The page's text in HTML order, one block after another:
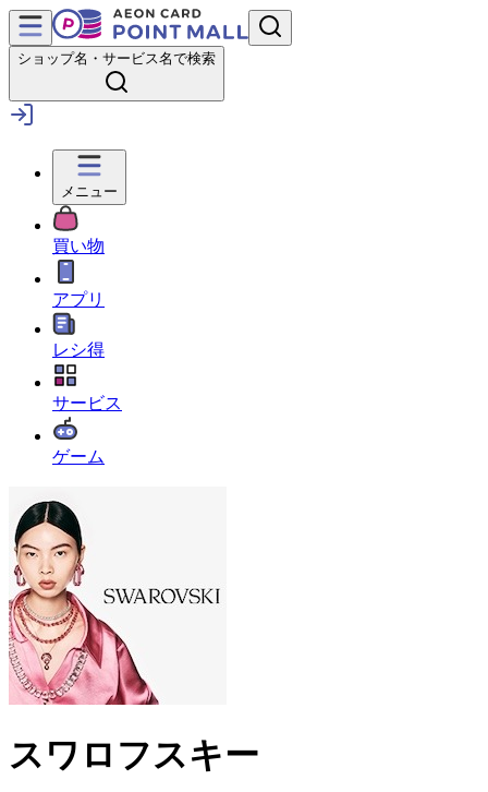
ショップ名・サービス名で検索
メニュー
買い物
アプリ
レシ得
サービス
ゲーム
スワロフスキー